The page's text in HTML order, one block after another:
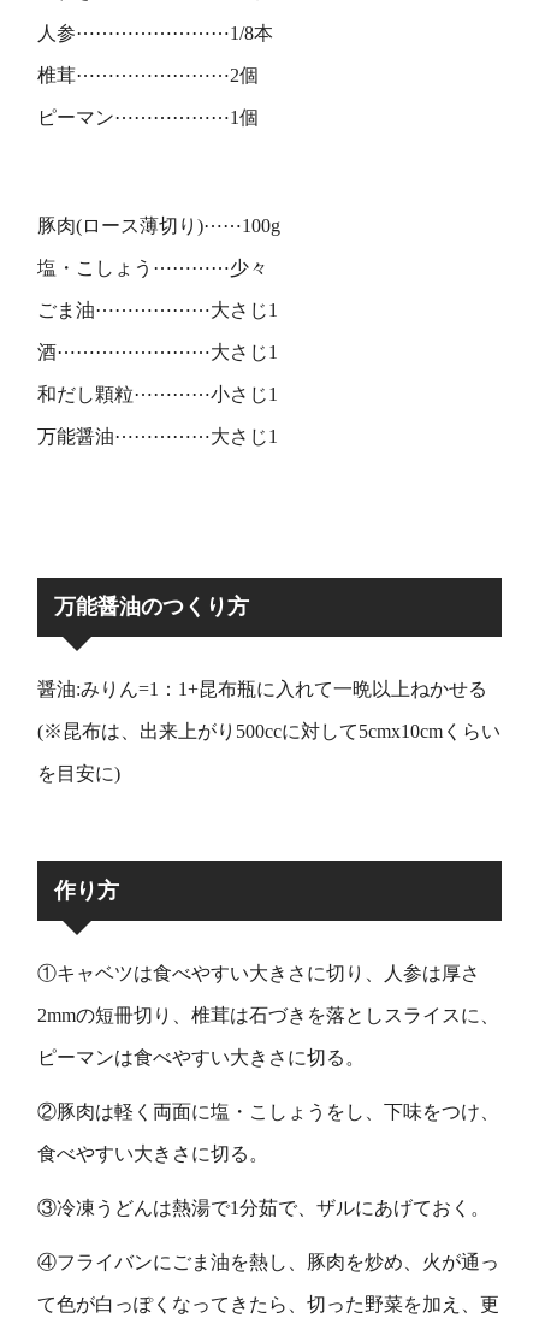
人参⋯⋯⋯⋯⋯⋯⋯⋯1/8本
椎茸⋯⋯⋯⋯⋯⋯⋯⋯2個
ピーマン⋯⋯⋯⋯⋯⋯1個
豚肉(ロース薄切り)⋯⋯100g
塩・こしょう⋯⋯⋯⋯少々
ごま油⋯⋯⋯⋯⋯⋯大さじ1
酒⋯⋯⋯⋯⋯⋯⋯⋯大さじ1
和だし顆粒⋯⋯⋯⋯小さじ1
万能醤油⋯⋯⋯⋯⋯大さじ1
万能醤油のつくり方
醤油:みりん=1：1+昆布瓶に入れて一晩以上ねかせる
(※昆布は、出来上がり500ccに対して5cmx10cmくらい
を目安に)
作り方
①キャベツは食べやすい大きさに切り、人参は厚さ
2mmの短冊切り、椎茸は石づきを落としスライスに、
ピーマンは食べやすい大きさに切る。
②豚肉は軽く両面に塩・こしょうをし、下味をつけ、
食べやすい大きさに切る。
③冷凍うどんは熱湯で1分茹で、ザルにあげておく。
④フライバンにごま油を熱し、豚肉を炒め、火が通っ
て色が白っぽくなってきたら、切った野菜を加え、更